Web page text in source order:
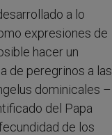
a lo
expresiones de
hacer un
de peregrinos a las
dominicales –
del Papa
de los